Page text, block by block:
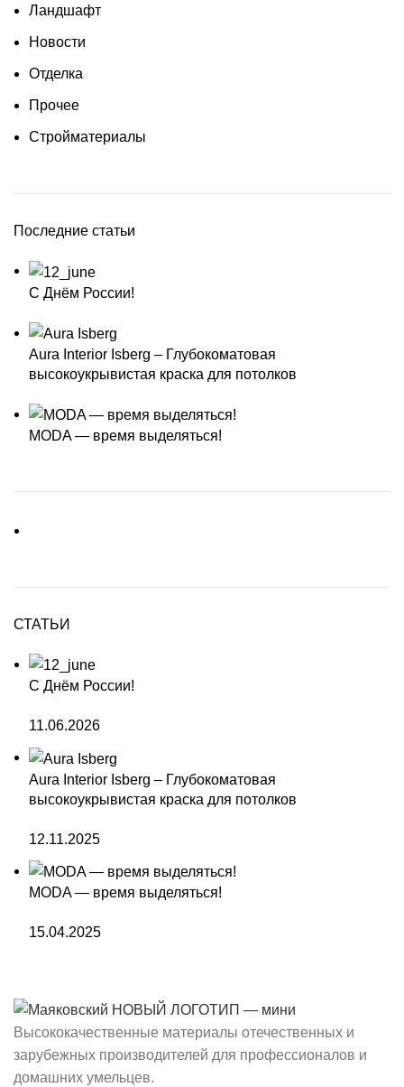
Ландшафт
Новости
Отделка
Прочее
Стройматериалы
Последние статьи
С Днём России!
Aura Interior Isberg – Глубокоматовая
высокоукрывистая краска для потолков
MODA — время выделяться!
СТАТЬИ
С Днём России!
11.06.2026
Aura Interior Isberg – Глубокоматовая
высокоукрывистая краска для потолков
12.11.2025
MODA — время выделяться!
15.04.2025
Высококачественные материалы отечественных и
зарубежных производителей для профессионалов и
домашних умельцев.